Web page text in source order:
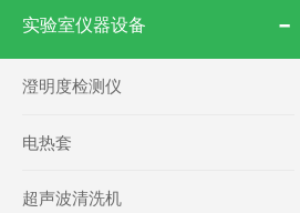
实验室仪器设备
澄明度检测仪
电热套
超声波清洗机